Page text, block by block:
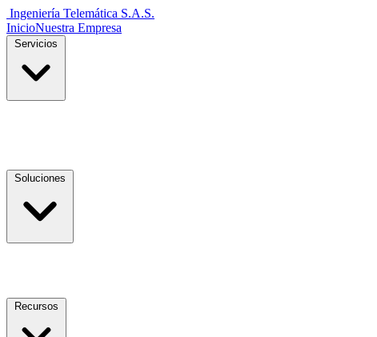
Ingeniería Telemática S.A.S.
InicioNuestra Empresa